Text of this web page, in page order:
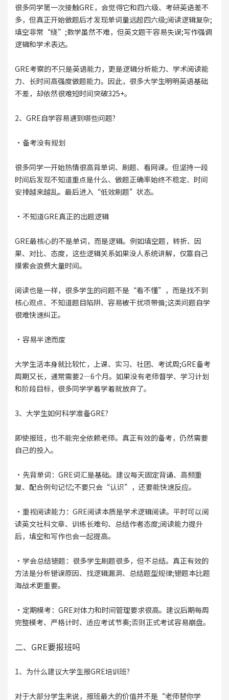
很多同学第一次接触GRE，会觉得它和四六级、考研英语差不
多，但真正开始做题后才发现单词量远超四六级;阅读逻辑复杂;
填空非常“绕”;数学虽然不难，但英文题干容易失误;写作强调
逻辑和学术表达。
GRE考察的不只是英语能力，更是逻辑分析能力、学术阅读能
力、长时间高强度做题能力。因此，很多大学生明明英语基础
不差，却依然很难短时间突破325+。
2、GRE自学容易遇到哪些问题?
·备考没有规划
很多同学一开始热情很高背单词、刷题、看网课。但坚持一段
时间后发现不知道重点是什么、做题正确率始终不稳定、时间
安排越来越乱。最后进入“低效刷题”状态。
·不知道GRE真正的出题逻辑
GRE最核心的不是单词，而是逻辑。例如填空题，转折、因
果、对比、态度，这些逻辑关系如果没人系统讲解，仅靠自己
摸索会浪费大量时间。
阅读也是一样，很多学生的问题不是“看不懂”，而是找不到
核心观点、不知道题目陷阱、容易被干扰项带偏;这类问题自学
很难快速纠正。
·容易半途而废
大学生活本身就比较忙，上课、实习、社团、考试周;GRE备考
周期又长，通常需要2—6个月。如果没有老师督学、学习计划
和阶段目标，很多同学学着学着就放弃了。
3、大学生如何科学准备GRE?
即使报班，也不能完全依赖老师。真正有效的备考，仍然需要
自己的投入。
·先背单词：GRE词汇是基础。建议每天固定背诵、高频重
复、配合例句记忆;不要只会“认识”，还要能快速反应。
·重视阅读能力：GRE阅读本质是学术逻辑阅读。平时可以阅
读英文社科文章、训练长难句、总结作者态度;阅读能力提升
后，填空和写作也会一起提高。
·学会总结错题：很多学生刷题很多，但不总结。真正有效的
方法是分析错误原因、找逻辑漏洞、总结题型规律;错题本比题
海战术更重要。
·定期模考：GRE对体力和时间管理要求很高。建议后期每周
完整模考、严格计时、适应考试节奏;否则正式考试容易崩盘。
二、GRE要报班吗
1、为什么建议大学生报GRE培训班?
对于大部分学生来说，报班最大的价值并不是“老师替你学